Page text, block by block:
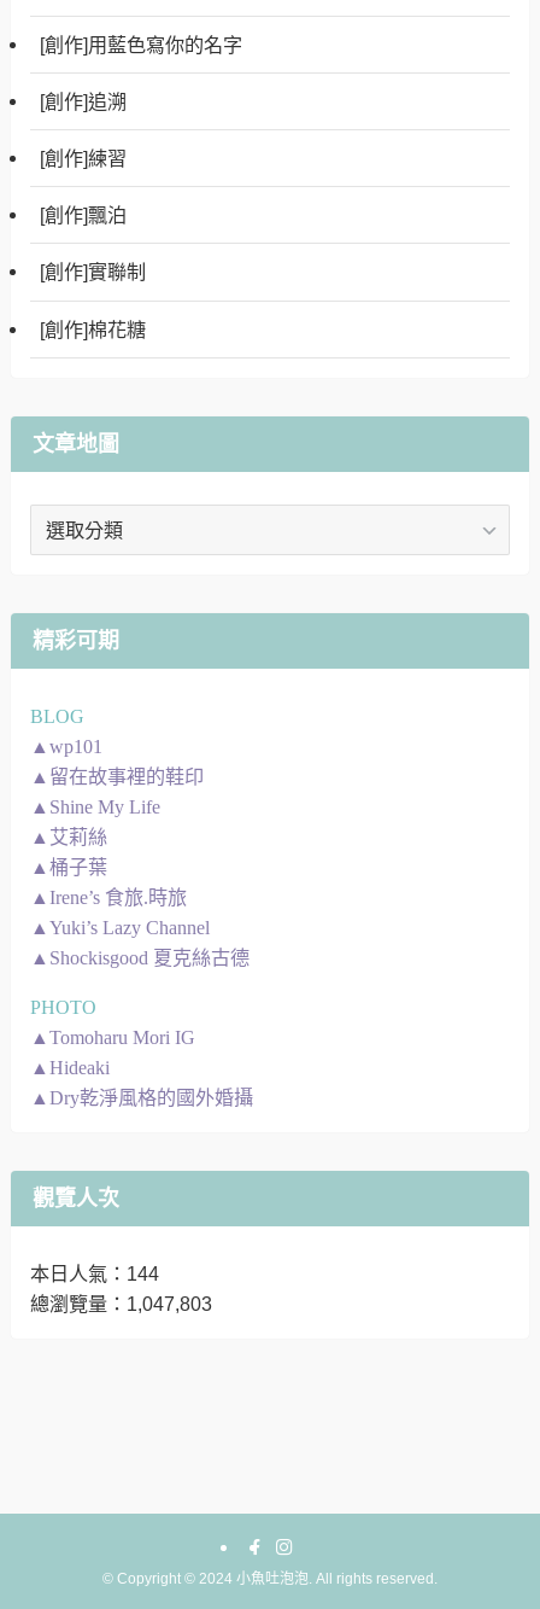
[創作]用藍色寫你的名字
[創作]追溯
[創作]練習
[創作]飄泊
[創作]實聯制
[創作]棉花糖
文章地圖
文
圖
精彩可期
BLOG
▲wp101
▲留在故事裡的鞋印
▲Shine My Life
▲艾莉絲
▲桶子葉
▲Irene’s 食旅.時旅
▲Yuki’s Lazy Channel
▲Shockisgood 夏克絲古德
PHOTO
▲Tomoharu Mori IG
▲Hideaki
▲Dry乾淨風格的國外婚攝
觀覽人次
本日人氣：144
總瀏覽量：1,047,803
© Copyright © 2024 小魚吐泡泡. All rights reserved.